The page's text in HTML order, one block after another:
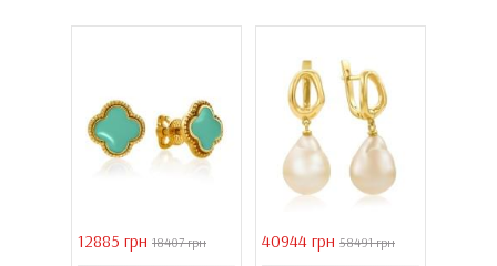
12885 грн 18407 грн 40944 грн 58491 грн